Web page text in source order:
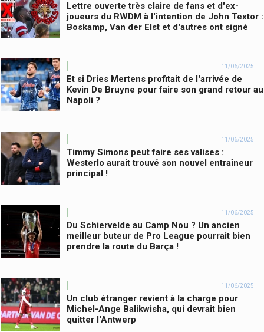
Lettre ouverte très claire de fans et d'ex-
joueurs du RWDM à l'intention de John Textor :
Boskamp, Van der Elst et d'autres ont signé
11/06/2025
Et si Dries Mertens profitait de l'arrivée de
Kevin De Bruyne pour faire son grand retour au
Napoli ?
11/06/2025
Timmy Simons peut faire ses valises :
Westerlo aurait trouvé son nouvel entraîneur
principal !
11/06/2025
Du Schiervelde au Camp Nou ? Un ancien
meilleur buteur de Pro League pourrait bien
prendre la route du Barça !
11/06/2025
Un club étranger revient à la charge pour
Michel-Ange Balikwisha, qui devrait bien
quitter l'Antwerp